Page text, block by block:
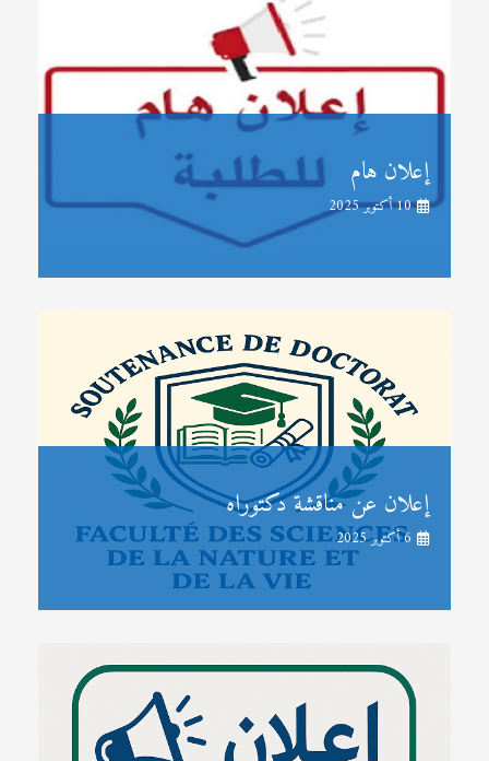
إعلان هام
10 أكتوبر 2025
إعلان عن مناقشة دكتوراه
6 أكتوبر 2025